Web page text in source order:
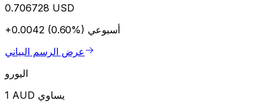
0.706728 USD
+0.0042 (0.60%) أسبوعي
عرض الرسم البياني
اليورو
1 AUD يساوي